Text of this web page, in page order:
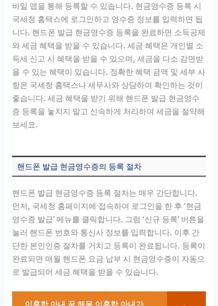
바일 앱을 통해 등록할 수 있습니다. 현금영수증 등록 시
국세청 홈택스에 로그인하고 영수증 정보를 입력하면 됩
니다. 핸드폰 발급 현금영수증 등록을 완료하면 소득공제
와 세금 혜택을 받을 수 있습니다. 세금 혜택은 개인별 소
득세 신고 시 혜택을 받을 수 있으며, 세금을 다소 감면받
을 수 있는 혜택이 있습니다. 정확한 혜택 금액 및 세부 사
항은 국세청 홈택스나 세무사와 상담하여 확인하는 것이
좋습니다. 세금 혜택을 받기 위해 핸드폰 발급 현금영수
증 등록을 놓치지 말고 신속하게 처리하여 세금을 절약해
보세요.
핸드폰 발급 현금영수증의 등록 절차
핸드폰 발급 현금영수증 등록 절차는 매우 간단합니다.
먼저, 국세청 홈페이지에 접속하여 로그인을 한 후 ‘현금
영수증 발급’ 메뉴를 클릭합니다. 그럼 ‘신규 등록’ 버튼을
눌러 핸드폰 번호와 통신사 정보를 입력합니다. 이후 간
단한 본인인증 절차를 거치고 등록이 완료됩니다. 등록이
완료되면 매월 핸드폰 요금 납부 시 현금영수증이 자동으
로 발급되어 세금 혜택을 받을 수 있습니다.